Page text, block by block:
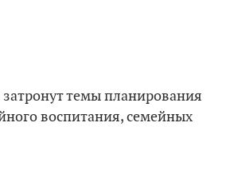
затронут темы планирования
воспитания, семейных